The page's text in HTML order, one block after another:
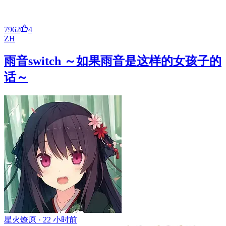
7962
4
ZH
雨音switch ～如果雨音是这样的女孩子的
话～
星火燎原 · 22 小时前